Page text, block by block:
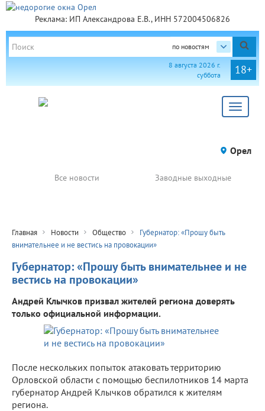
Реклама: ИП Александрова Е.В., ИНН 572004506826
по новостям
18+
8 августа 2026 г.
суббота
Toggle
Орел
Все новости Заводные выходные
Главная Новости Общество
Губернатор: «Прошу быть
внимательнее и не вестись на провокации»
Губернатор: «Прошу быть внимательнее и не
вестись на провокации»
Андрей Клычков призвал жителей региона доверять
только официальной информации.
После нескольких попыток атаковать территорию
Орловской области с помощью беспилотников 14 марта
губернатор Андрей Клычков обратился к жителям
региона.